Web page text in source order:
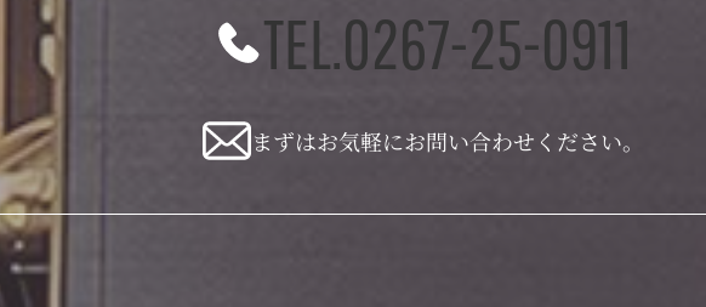
TEL.0267-25-0911
まずはお気軽にお問い合わせください。